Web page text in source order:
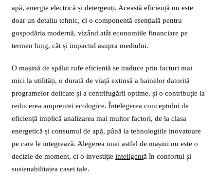
apă, energie electrică și detergenți. Această eficiență nu este
doar un detaliu tehnic, ci o componentă esențială pentru
gospodăria modernă, vizând atât economiile financiare pe
termen lung, cât și impactul asupra mediului.
O mașină de spălat rufe eficientă se traduce prin facturi mai
mici la utilități, o durată de viață extinsă a hainelor datorită
programelor delicate și a centrifugării optime, și o contribuție la
reducerea amprentei ecologice. Înțelegerea conceptului de
eficiență implică analizarea mai multor factori, de la clasa
energetică și consumul de apă, până la tehnologiile inovatoare
pe care le integrează. Alegerea unei astfel de mașini nu este o
decizie de moment, ci o investiție inteligentă în confortul și
sustenabilitatea casei tale.